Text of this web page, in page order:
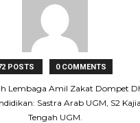
POSTS 0 COMMENTS
Lembaga Amil Zakat Dompet
Sastra Arab UGM, S2
Tengah UGM.